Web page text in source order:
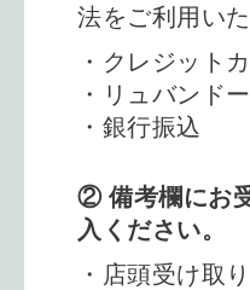
法をご利用いた
・クレジット
・リュバンド
・銀行振込
② 備考欄にお
入ください。
・店頭受け取り